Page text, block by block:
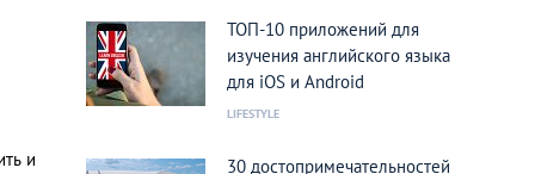
и
ТОП-10 приложений для
изучения английского языка
для iOS и Android
LIFESTYLE
30 достопримечательностей